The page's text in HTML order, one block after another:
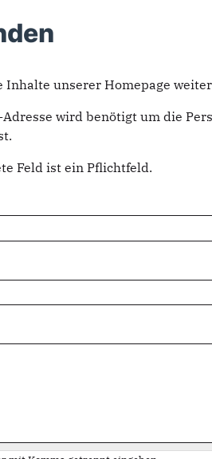
Inhalte unserer Homepage
wird benötigt um die
Feld ist ein Pflichtfeld.